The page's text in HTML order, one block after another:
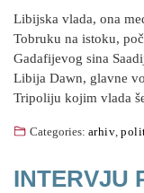
Libijska vlada, ona
Tobruku na istoku,
Gadafijevog sina
Libija Dawn, glavne
Tripoliju kojim vlada
Categories: arhiv,
INTERVJU